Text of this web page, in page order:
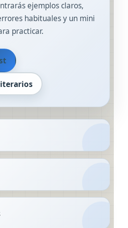
ejemplos claros,
habituales y un mini
practicar.